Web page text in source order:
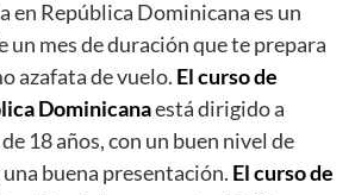
en República Dominicana es un
un mes de duración que te prepara
azafata de vuelo. El curso de
Dominicanaestá dirigido a
18 años, con un buen nivel de
buena presentación. El curso de